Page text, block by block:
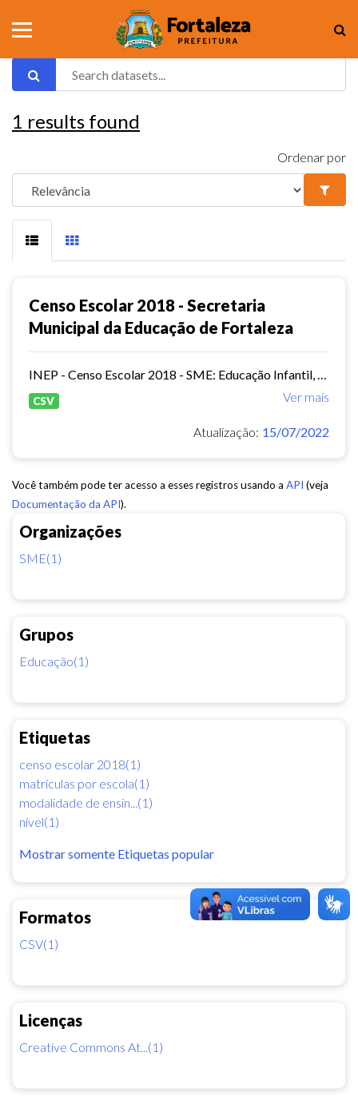
Organizações
SME(1)
Grupos
Educação(1)
Etiquetas
censo escolar 2018(1)
matrículas por escola(1)
modalidade de ensin...(1)
nível(1)
Mostrar somente Etiquetas popular
Formatos
CSV(1)
Licenças
Creative Commons At...(1)
1 results found
Ordenar por
Censo Escolar 2018 - Secretaria
Municipal da Educação de Fortaleza
Ver mais
CSV
Atualização: 15/07/2022
Você também pode ter acesso a esses registros usando a API (veja
Documentação da API).